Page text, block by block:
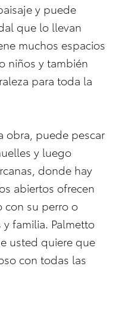
y puede
que lo llevan
muchos espacios
niños y también
para toda la
obra, puede pescar
y luego
donde hay
abiertos ofrecen
con su perro o
familia. Palmetto
usted quiere que
con todas las